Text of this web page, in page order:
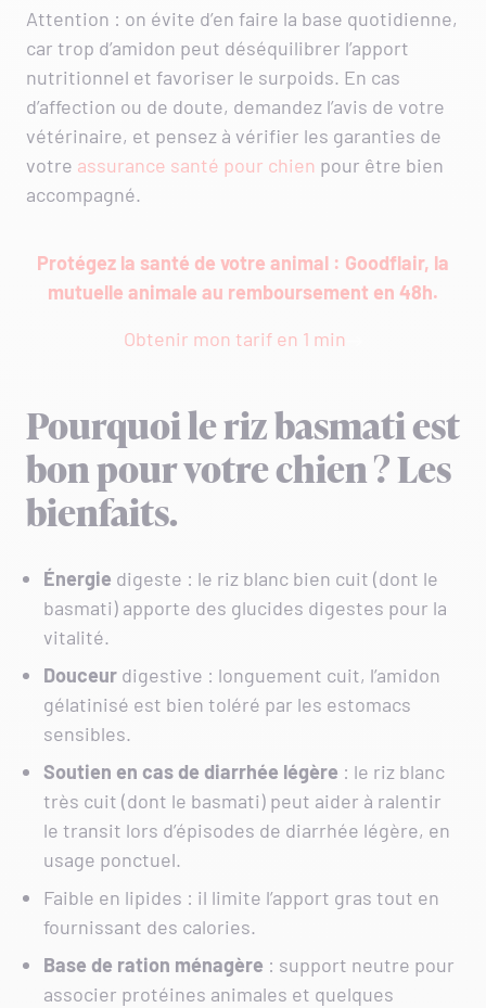
Attention : on évite d’en faire la base quotidienne,
car trop d’amidon peut déséquilibrer l’apport
nutritionnel et favoriser le surpoids. En cas
d’affection ou de doute, demandez l’avis de votre
vétérinaire, et pensez à vérifier les garanties de
votre assurance santé pour chien pour être bien
accompagné.
Protégez la santé de votre animal : Goodflair, la
mutuelle animale au remboursement en 48h.
Obtenir mon tarif en 1 min
Pourquoi le riz basmati est
bon pour votre chien ? Les
bienfaits.
Énergie digeste : le riz blanc bien cuit (dont le
basmati) apporte des glucides digestes pour la
vitalité.
Douceur digestive : longuement cuit, l’amidon
gélatinisé est bien toléré par les estomacs
sensibles.
Soutien en cas de diarrhée légère : le riz blanc
très cuit (dont le basmati) peut aider à ralentir
le transit lors d’épisodes de diarrhée légère, en
usage ponctuel.
Faible en lipides : il limite l’apport gras tout en
fournissant des calories.
Base de ration ménagère : support neutre pour
associer protéines animales et quelques